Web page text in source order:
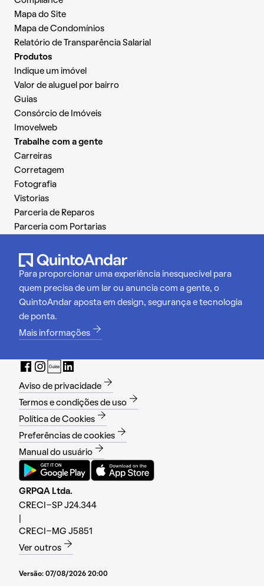
Mapa do Site
Mapa de Condomínios
Relatório de Transparência Salarial
Produtos
Indique um imóvel
Valor de aluguel por bairro
Guias
Consórcio de Imóveis
Imovelweb
Trabalhe com a gente
Carreiras
Corretagem
Fotografia
Vistorias
Parceria de Reparos
Parceria com Portarias
Para proporcionar uma experiência inesquecível para
quem precisa de um lar ou anuncia com a gente, o
QuintoAndar aposta em design, segurança e tecnologia
de ponta.
Mais informações
Aviso de privacidade
Termos e condições de uso
Política de Cookies
Preferências de cookies
Manual do usuário
GRPQA Ltda.
CRECI-SP J24.344
CRECI-MG J5851
Ver outros
Versão: 07/08/2026 20:00